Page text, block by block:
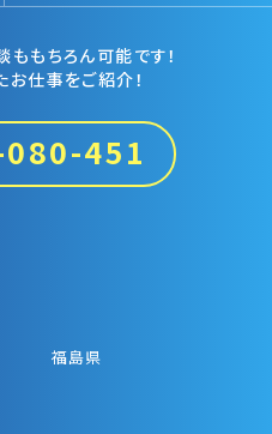
もちろん可能です！
お仕事をご紹介！
451
福島県